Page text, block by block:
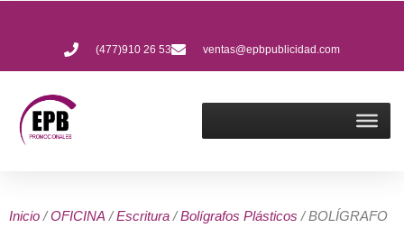
(477)910 26 53 ventas@epbpublicidad.com
Inicio /OFICINA /Escritura /Bolígrafos Plásticos / BOLÍGRAFO